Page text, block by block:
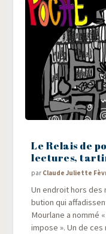
Le Relais de
lectures,
par Claude Juliette
Un endroit hors
bu­tion qui
Mour­lane a nom­mé
impose ». Un de